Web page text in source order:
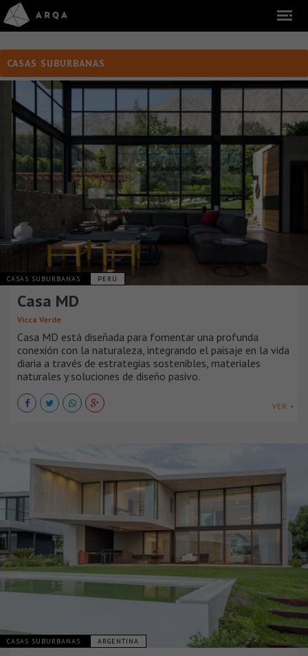
CASAS SUBURBANAS
CASAS SUBURBANAS PERÚ
Casa MD
Vicca Verde
Casa MD está diseñada para fomentar una profunda
conexión con la naturaleza, integrando el paisaje en la vida
diaria a través de estrategias sostenibles, materiales
naturales y soluciones de diseño pasivo.
VER +
CASAS SUBURBANAS ARGENTINA